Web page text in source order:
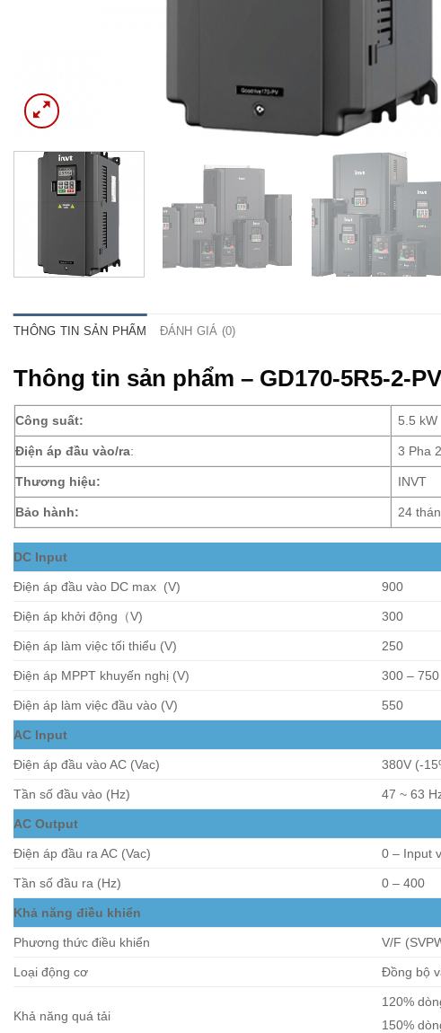
THÔNG TIN SẢN PHẨM ĐÁNH GIÁ (0)
Thông tin sản phẩm – GD170-5R5-2-PV
Công suất: 5.5 kW
Điện áp đầu vào/ra: 3 Pha
Thương hiệu: INVT
Bảo hành: 24
DC Input
Điện áp đầu vào DC max (V) 900
Điện áp khởi động（V) 300
Điện áp làm việc tối thiểu (V) 250
Điện áp MPPT khuyến nghị (V) 300 – 750
Điện áp làm việc đầu vào (V) 550
AC Input
Điện áp đầu vào AC (Vac) 380V (-
Tần số đầu vào (Hz) 47 ~ 63
AC Output
Điện áp đầu ra AC (Vac) 0 – Input
Tần số đầu ra (Hz) 0 – 400
Khả năng điều khiển
Phương thức điều khiển V/F
Loại động cơ Đồng bộ
Khả năng quá tải
120%
150%